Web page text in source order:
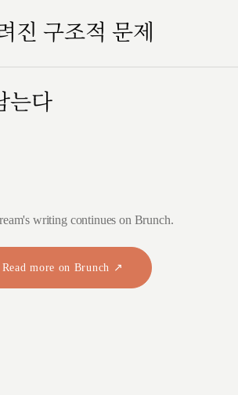
진 구조적 문제
는다
writing continues on Brunch.
Read more on Brunch ↗